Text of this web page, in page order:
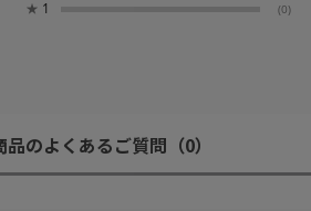
★ 1 (0)
品のよくあるご質問 （0）